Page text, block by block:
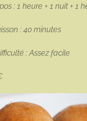
: 1 heure + 1 nuit + 1
: 40 minutes
: Assez facile